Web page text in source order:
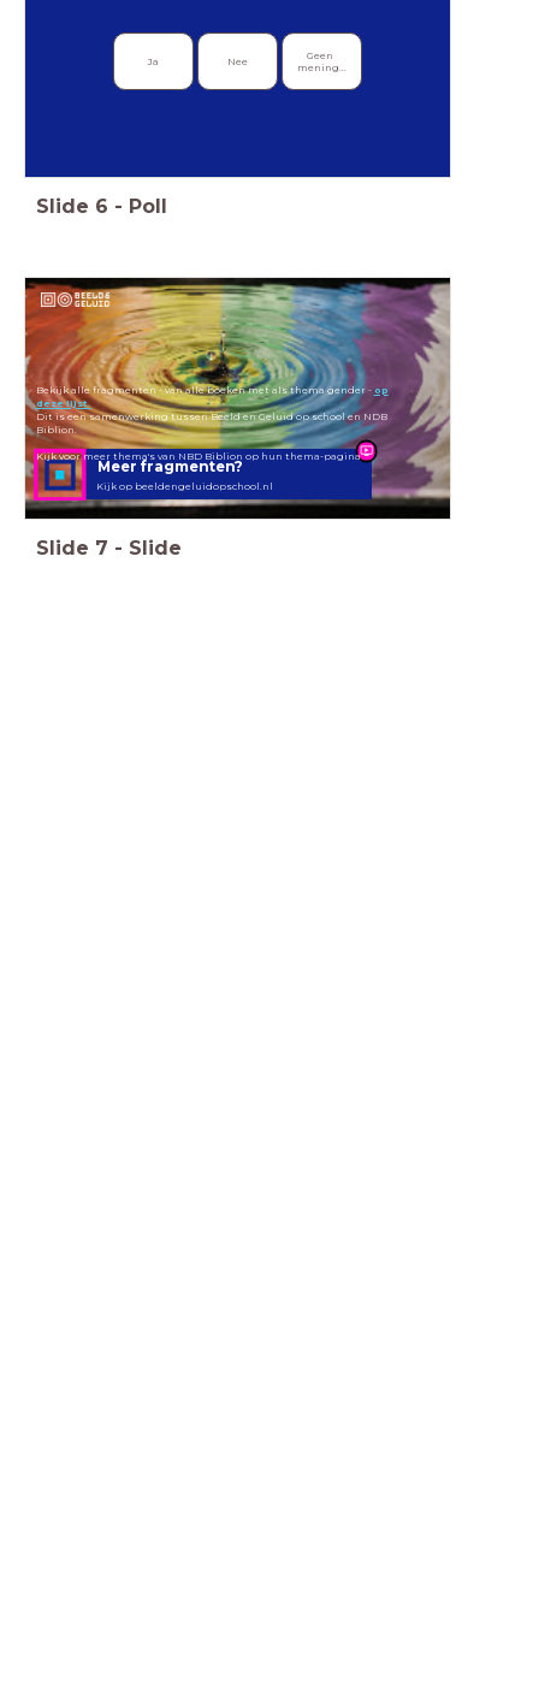
Ja Nee
Geen
mening...
Slide 6 - Poll
Meer fragmenten?
Kijk op beeldengeluidopschool.nl
Bekijk alle fragmenten - van alle boeken met als thema gender - op
deze lijst.
Dit is een samenwerking tussen Beeld en Geluid op school en NDB
Biblion.
Kijk voor meer thema's van NBD Biblion op hun thema-pagina
Slide 7 - Slide